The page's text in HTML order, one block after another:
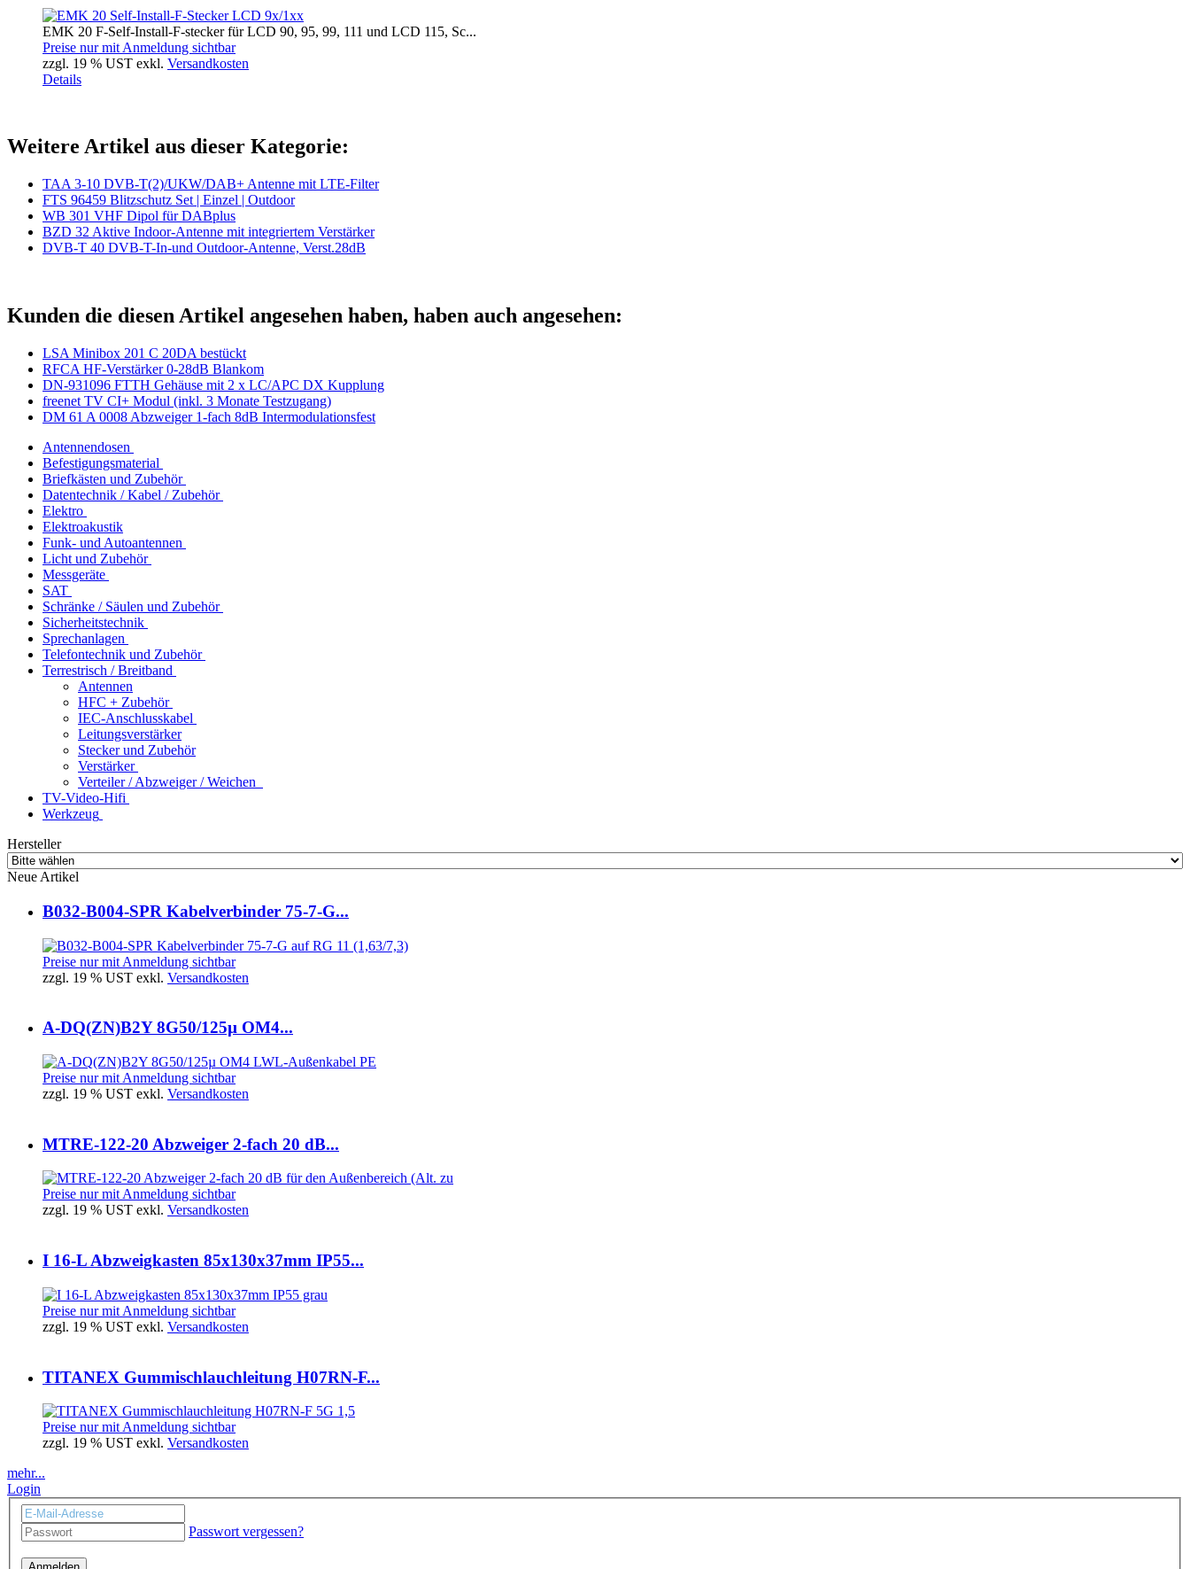
EMK 20 F-Self-Install-F-stecker für LCD 90, 95, 99, 111 und LCD 115, Sc...
Preise nur mit Anmeldung sichtbar
zzgl. 19 % UST exkl. Versandkosten
Details
Weitere Artikel aus dieser Kategorie:
TAA 3-10 DVB-T(2)/UKW/DAB+ Antenne mit LTE-Filter
FTS 96459 Blitzschutz Set | Einzel | Outdoor
WB 301 VHF Dipol für DABplus
BZD 32 Aktive Indoor-Antenne mit integriertem Verstärker
DVB-T 40 DVB-T-In-und Outdoor-Antenne, Verst.28dB
Kunden die diesen Artikel angesehen haben, haben auch angesehen:
LSA Minibox 201 C 20DA bestückt
RFCA HF-Verstärker 0-28dB Blankom
DN-931096 FTTH Gehäuse mit 2 x LC/APC DX Kupplung
freenet TV CI+ Modul (inkl. 3 Monate Testzugang)
DM 61 A 0008 Abzweiger 1-fach 8dB Intermodulationsfest
Antennendosen
Befestigungsmaterial
Briefkästen und Zubehör
Datentechnik / Kabel / Zubehör
Elektro
Elektroakustik
Funk- und Autoantennen
Licht und Zubehör
Messgeräte
SAT
Schränke / Säulen und Zubehör
Sicherheitstechnik
Sprechanlagen
Telefontechnik und Zubehör
Terrestrisch / Breitband
Antennen
HFC + Zubehör
IEC-Anschlusskabel
Leitungsverstärker
Stecker und Zubehör
Verstärker
Verteiler / Abzweiger / Weichen
TV-Video-Hifi
Werkzeug
Hersteller
Neue Artikel
B032-B004-SPR Kabelverbinder 75-7-G...
Preise nur mit Anmeldung sichtbar
zzgl. 19 % UST exkl. Versandkosten
A-DQ(ZN)B2Y 8G50/125µ OM4...
Preise nur mit Anmeldung sichtbar
zzgl. 19 % UST exkl. Versandkosten
MTRE-122-20 Abzweiger 2-fach 20 dB...
Preise nur mit Anmeldung sichtbar
zzgl. 19 % UST exkl. Versandkosten
I 16-L Abzweigkasten 85x130x37mm IP55...
Preise nur mit Anmeldung sichtbar
zzgl. 19 % UST exkl. Versandkosten
TITANEX Gummischlauchleitung H07RN-F...
Preise nur mit Anmeldung sichtbar
zzgl. 19 % UST exkl. Versandkosten
mehr...
Login
Passwort vergessen?